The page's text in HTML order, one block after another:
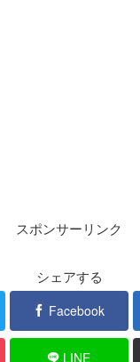
スポンサーリンク
シェアする
Facebook
LINE